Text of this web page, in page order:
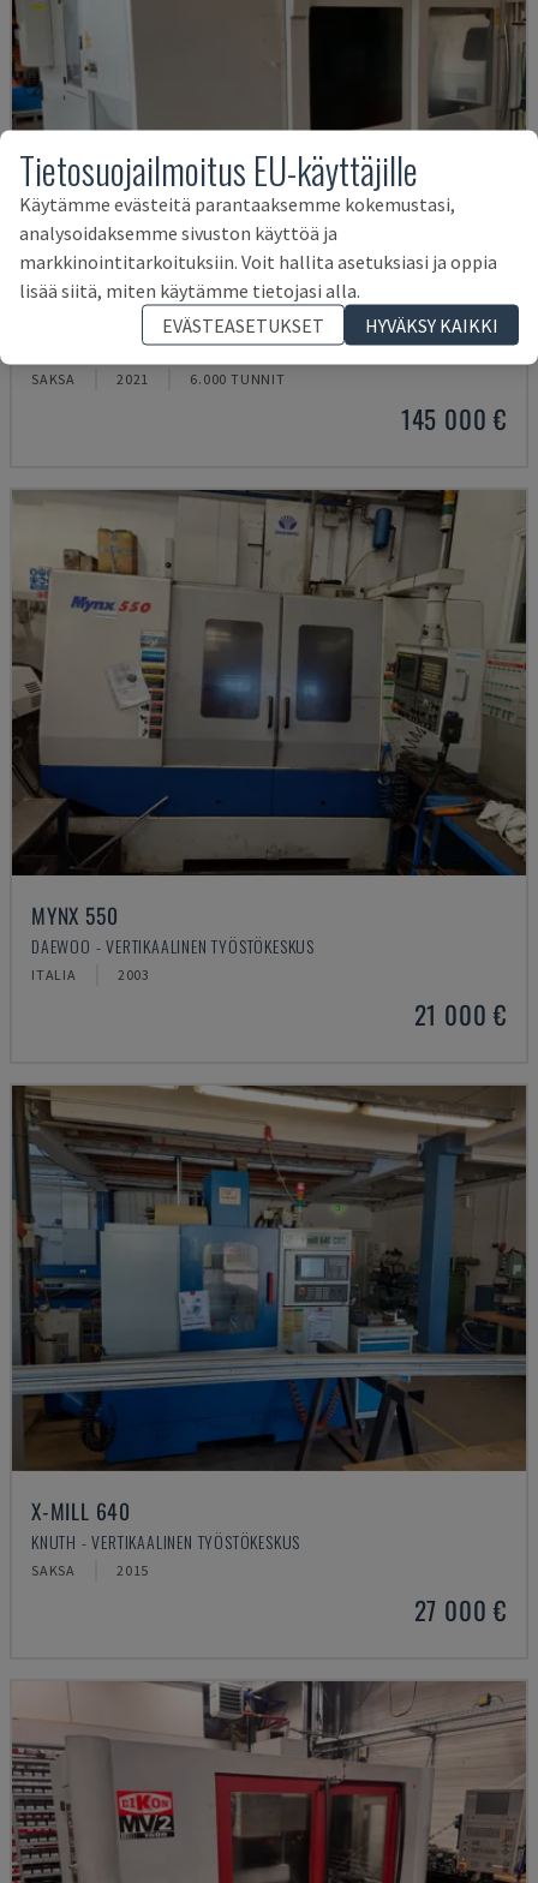
SPINNER - VERTIKAALINEN TYÖSTÖKESKUS
SAKSA 2021 6.000 TUNNIT
145 000 €
MYNX 550
DAEWOO - VERTIKAALINEN TYÖSTÖKESKUS
ITALIA 2003
21 000 €
X-MILL 640
KNUTH - VERTIKAALINEN TYÖSTÖKESKUS
SAKSA 2015
27 000 €
Tietosuojailmoitus EU-käyttäjille
Käytämme evästeitä parantaaksemme kokemustasi,
analysoidaksemme sivuston käyttöä ja
markkinointitarkoituksiin. Voit hallita asetuksiasi ja oppia
lisää siitä, miten käytämme tietojasi alla.
EVÄSTEASETUKSET
HYVÄKSY KAIKKI